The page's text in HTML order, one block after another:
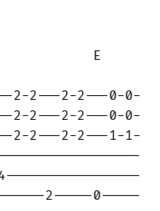
E
2-2---2-2---0-0-
2-2---2-2---0-0-
2-2---2-2---1-1-
2-----0-----